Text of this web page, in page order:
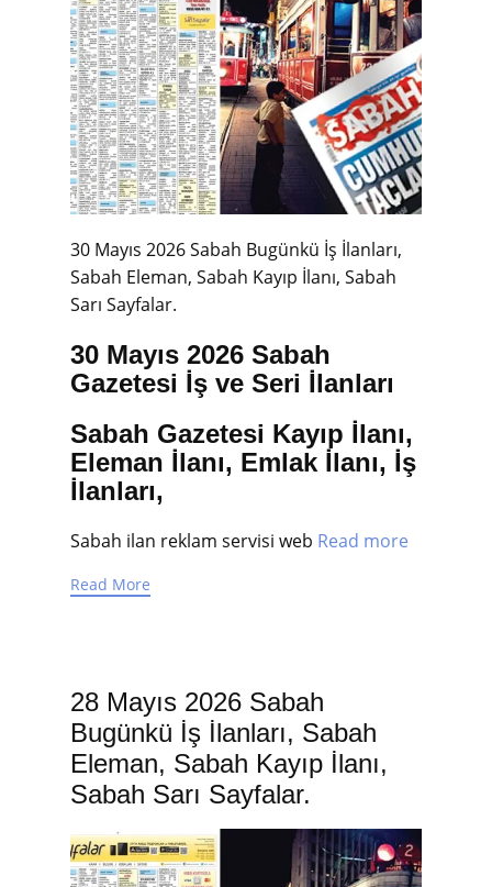
30 Mayıs 2026 Sabah Bugünkü İş İlanları,
Sabah Eleman, Sabah Kayıp İlanı, Sabah
Sarı Sayfalar.
30 Mayıs 2026 Sabah
Gazetesi İş ve Seri İlanları
Sabah Gazetesi Kayıp İlanı,
Eleman İlanı, Emlak İlanı, İş
İlanları,
Sabah ilan reklam servisi web Read more
Read More
28 Mayıs 2026 Sabah
Bugünkü İş İlanları, Sabah
Eleman, Sabah Kayıp İlanı,
Sabah Sarı Sayfalar.